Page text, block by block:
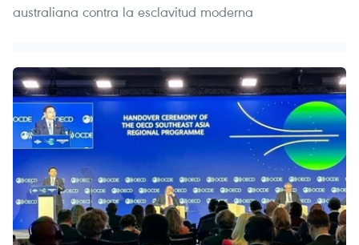
australiana contra la esclavitud moderna